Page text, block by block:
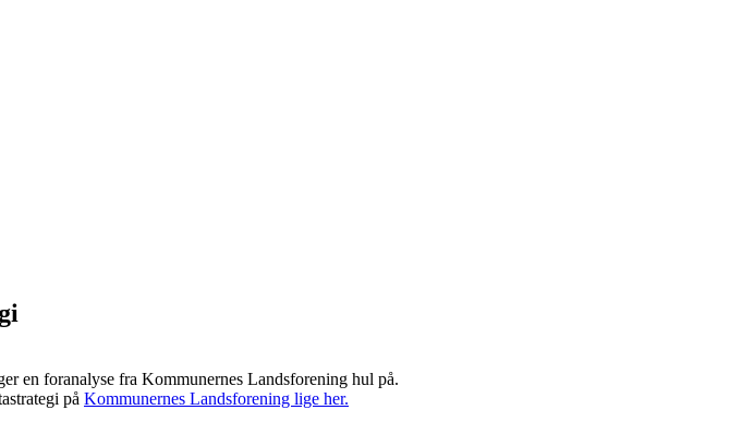
en foranalyse fra Kommunernes Landsforening hul på.
på Kommunernes Landsforening lige her.